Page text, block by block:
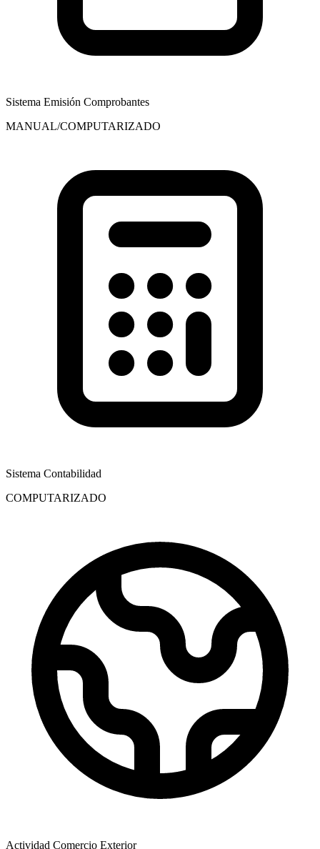
Sistema Emisión Comprobantes
MANUAL/COMPUTARIZADO
Sistema Contabilidad
COMPUTARIZADO
Actividad Comercio Exterior